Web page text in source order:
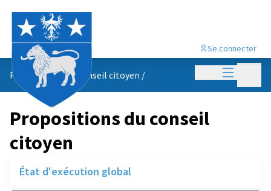
Menu
Se connecter
Propositions du conseil citoyen /
Propositions du conseil
citoyen
État d'exécution global